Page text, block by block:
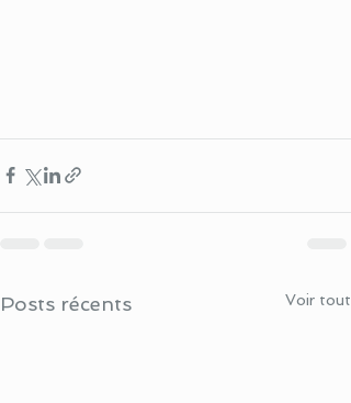
Posts récents Voir tout